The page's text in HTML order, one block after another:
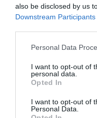
also be disclosed by us
Downstream Participants
Please note that this
not limited to your visit
grant or deny consent
use your data for below
consent section.
Personal Data
I want to opt-out of
personal data.
Opted In
I want to opt-out of
Personal Data.